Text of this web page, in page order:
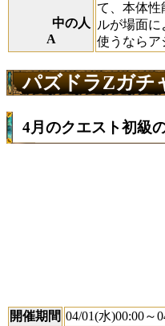
中の人
A
て、本体性
ルが場面に
使うならア
パズドラZガチ
4月のクエスト初級
開催期間 04/01(水)00:00～